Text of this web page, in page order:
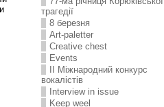
трагедії
8 березня
Art-paletter
Creative chest
Events
II Міжнародний конкурс
вокалістів
Interview in issue
Keep weel